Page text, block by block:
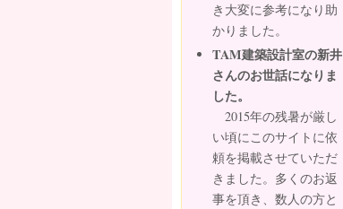
き大変に参考になり助
かりました。
TAM建築設計室の新井
さんのお世話になりま
した。
2015年の残暑が厳し
い頃にこのサイトに依
頼を掲載させていただ
きました。多くのお返
事を頂き、数人の方と